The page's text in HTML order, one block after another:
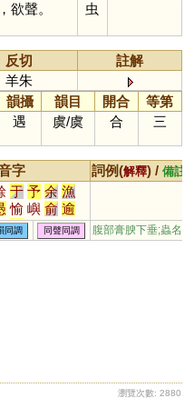
欲聲。
虫
反切
註解
羊朱
韻攝 韻目 開合
等第
遇 虞/虞 合 三
字 詞例(解釋) / 備註
于 予 余 漁
愉 嶼 俞 逾
虞 渝 隅 圩
盂 銣 揄 諛
曘 蝡
同調 同聲同調 腹部膏腴下垂;蟲名
瀏覽次數: 2880